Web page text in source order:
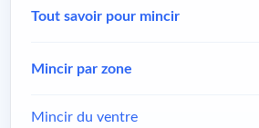
Tout savoir pour mincir
Mincir par zone
Mincir du ventre